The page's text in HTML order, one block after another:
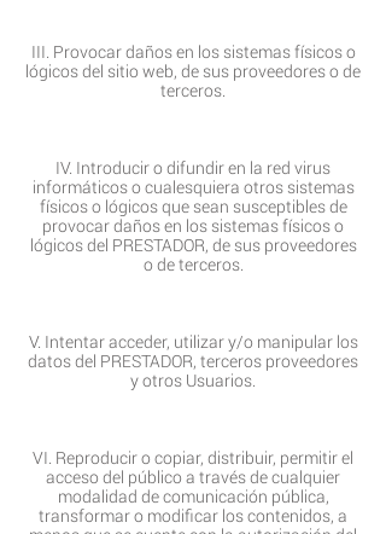
III. Provocar daños en los sistemas físicos o
lógicos del sitio web, de sus proveedores o de
terceros.
IV. Introducir o difundir en la red virus
informáticos o cualesquiera otros sistemas
físicos o lógicos que sean susceptibles de
provocar daños en los sistemas físicos o
lógicos del PRESTADOR, de sus proveedores
o de terceros.
V. Intentar acceder, utilizar y/o manipular los
datos del PRESTADOR, terceros proveedores
y otros Usuarios.
VI. Reproducir o copiar, distribuir, permitir el
acceso del público a través de cualquier
modalidad de comunicación pública,
transformar o modificar los contenidos, a